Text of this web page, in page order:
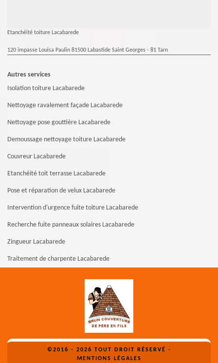
Etanchéité toiture Lacabarede
120 impasse Louisa Paulin 81500 Labastide Saint Georges - 81 Tarn
Autres services
Isolation toiture Lacabarede
Nettoyage ravalement façade Lacabarede
Nettoyage pose gouttière Lacabarede
Demoussage nettoyage toiture Lacabarede
Couvreur Lacabarede
Etanchéité toit terrasse Lacabarede
Pose et réparation de velux Lacabarede
Intervention d'urgence fuite toiture Lacabarede
Recherche fuite panneaux solaires Lacabarede
Zingueur Lacabarede
Traitement de charpente Lacabarede
©2016 - 2026 TOUT DROIT RÉSERVÉ -
MENTIONS LÉGALES